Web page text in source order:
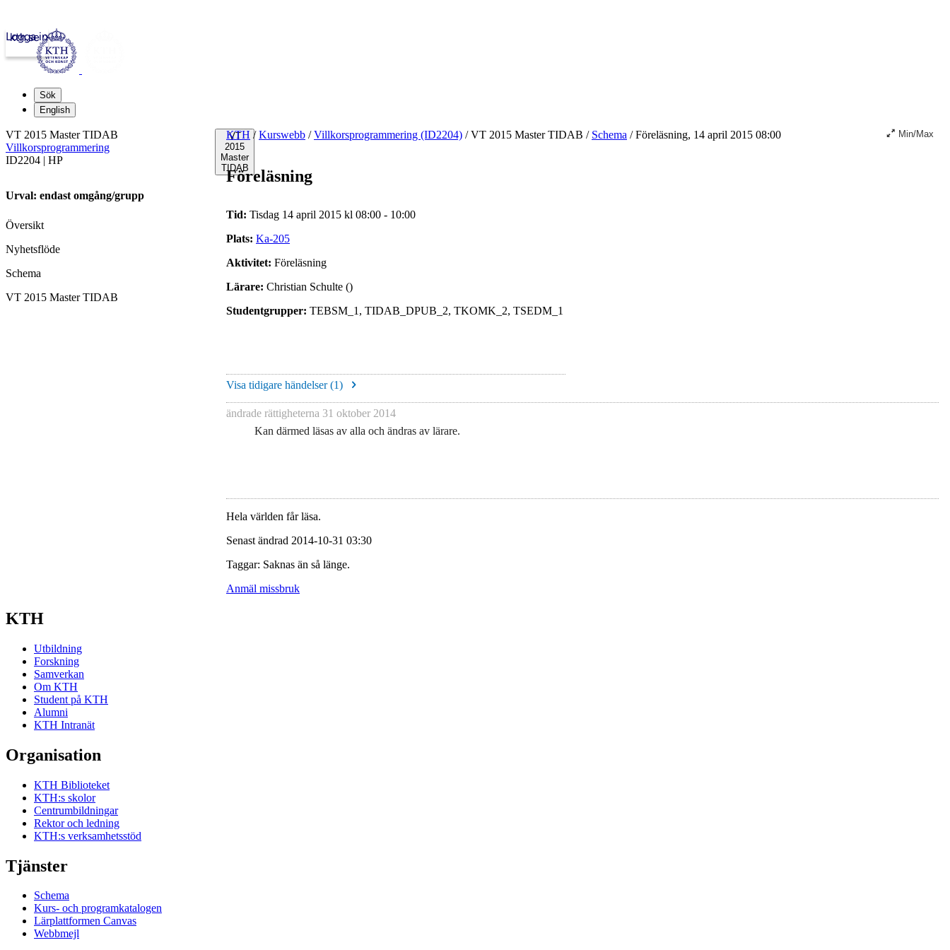
kth.se
Logga in
Sök
English
VT
2015
Master
TIDAB
KTH / Kurswebb / Villkorsprogrammering (ID2204) /VT 2015 Master TIDAB / Schema /Föreläsning, 14 april 2015 08:00 Min/Max
Föreläsning
Tid: Tisdag 14 april 2015 kl 08:00 - 10:00
Plats: Ka-205
Aktivitet: Föreläsning
Lärare: Christian Schulte ()
Studentgrupper: TEBSM_1, TIDAB_DPUB_2, TKOMK_2, TSEDM_1
Visa tidigare händelser (1)
ändrade rättigheterna 31 oktober 2014
Kan därmed läsas av alla och ändras av lärare.
Hela världen får läsa.
Senast ändrad 2014-10-31 03:30
Taggar: Saknas än så länge.
Anmäl missbruk
VT 2015 Master TIDAB
Villkorsprogrammering
ID2204 | HP
Urval: endast omgång/grupp
Översikt
Nyhetsflöde
Schema
VT 2015 Master TIDAB
KTH
Utbildning
Forskning
Samverkan
Om KTH
Student på KTH
Alumni
KTH Intranät
Organisation
KTH Biblioteket
KTH:s skolor
Centrumbildningar
Rektor och ledning
KTH:s verksamhetsstöd
Tjänster
Schema
Kurs- och programkatalogen
Lärplattformen Canvas
Webbmejl